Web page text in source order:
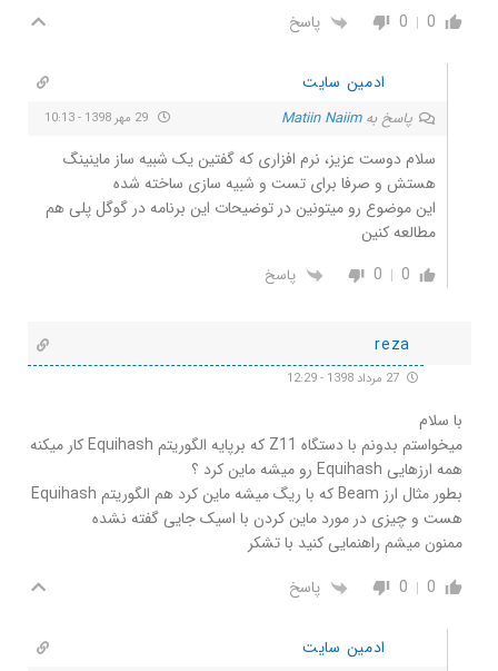
0
0 پاسخ
ادمین سایت
پاسخ بهMatiin Naiim
سلام دوست عزیز، نرم افزاری که گفتین یک شبیه ساز ماینینگ
هستش و صرفا برای تست و شبیه سازی ساخته شده
این موضوع رو میتونین در توضیحات این برنامه در گوگل پلی هم
مطالعه کنین
0
0 پاسخ
reza
با سلام
میخواستم بدونم با دستگاه Z11 که برپایه الگوریتم Equihash کار میکنه
همه ارزهایی Equihash رو میشه ماین کرد ؟
بطور مثال ارز Beam که با ریگ میشه ماین کرد هم الگوریتم Equihash
هست و چیزی در مورد ماین کردن با اسیک جایی گفته نشده
ممنون میشم راهنمایی کنید با تشکر
0
0 پاسخ
ادمین سایت